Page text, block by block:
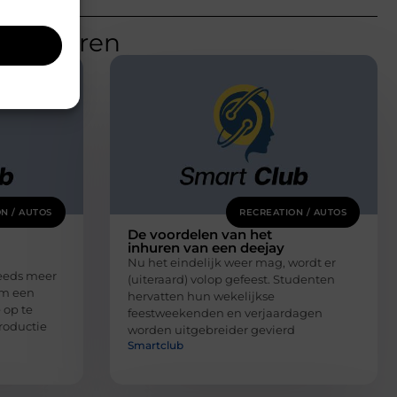
/ AUTOS
meer
een
te
RECREATION / AUTOS
De voordelen van het
inhuren van een deejay
Nu het eindelijk weer mag, wordt er
(uiteraard) volop gefeest. Studenten
hervatten hun wekelijkse
feestweekenden en verjaardagen
worden uitgebreider gevierd
Smartclub